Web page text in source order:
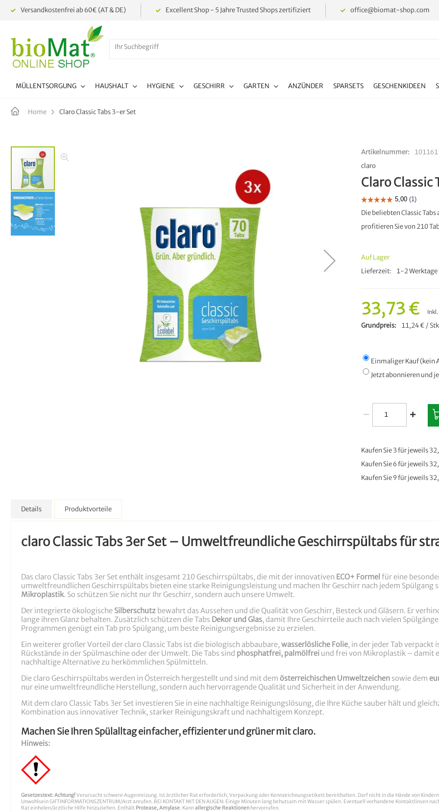
Versandkostenfrei ab 60€ (AT & DE) Excellent Shop - 5 Jahre Trusted Shops zertifiziert office@biomat-shop.com
MÜLLENTSORGUNG HAUSHALT HYGIENE GESCHIRR GARTEN ANZÜNDER SPARSETS GESCHENKIDEEN
Home Claro Classic Tabs 3-er Set
Artikelnummer
101161
claro
Claro Classic
Die beliebten Classic
profitieren Sie von 210
Auf Lager
Lieferzeit
1-2 Werktage
33,73 €
Grundpreis 11,24 € / Stk
Einmaliger Kauf (kein
Jetzt abonnieren und
Kaufen Sie 3 für jeweils
Kaufen Sie 6 für jeweils
Kaufen Sie 9 für jeweils
Details
claro Classic Tabs 3er Set – Umweltfreundliche Geschirrspültabs für
Das claro Classic Tabs 3er Set enthält insgesamt 210 Geschirrspültabs, die mit der innovativen ECO+ Formel für eine
umweltfreundlichen Geschirrspültabs bieten eine starke Reinigungsleistung und machen Ihr Geschirr nach jedem Spülgang
Mikroplastik. So schützen Sie nicht nur Ihr Geschirr, sondern auch unsere Umwelt.
Der integrierte ökologische Silberschutz bewahrt das Aussehen und die Qualität von Geschirr, Besteck und Gläsern. Er
lange ihren Glanz behalten. Zusätzlich schützen die Tabs Dekor und Glas, damit Ihre Geschirrteile auch nach vielen
Programmen genügt ein Tab pro Spülgang, um beste Reinigungsergebnisse zu erzielen.
Ein weiterer großer Vorteil der claro Classic Tabs ist die biologisch abbaubare, wasserlösliche Folie, in der jeder Tab verpackt
Rückstände in der Spülmaschine oder der Umwelt. Die Tabs sind phosphatfrei, palmölfrei und frei von Mikroplastik – damit
nachhaltige Alternative zu herkömmlichen Spülmitteln.
Die claro Geschirrspültabs werden in Österreich hergestellt und sind mit dem österreichischen Umweltzeichen sowie dem
nur eine umweltfreundliche Herstellung, sondern auch hervorragende Qualität und Sicherheit in der Anwendung.
Mit dem claro Classic Tabs 3er Set investieren Sie in eine nachhaltige Reinigungslösung, die Ihre Küche sauber hält und
Kombination aus innovativer Technik, starker Reinigungskraft und nachhaltigem Konzept.
Machen Sie Ihren Spülalltag einfacher, effizienter und grüner mit claro.
Hinweis:
Gesetzestext:Achtung! Verursacht schwere Augenreizung. Ist ärztlicher Rat erforderlich, Verpackung oder Kennzeichnungsetikett bereithalten. Darf nicht in die Hände von Kindern
Unwohlsein GIFTINFORMATIONSZENTRUM/Arzt anrufen. BEI KONTAKT MIT DEN AUGEN: Einige Minuten lang behutsam mit Wasser spülen. Eventuell vorhandene
Rat einholen/ärztliche Hilfe hinzuziehen. Enthält Protease, Amylase. Kannallergische Reaktionen hervorrufen.
Produktvorteile